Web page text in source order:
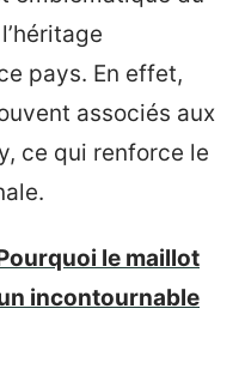
pays. En effet,
associés aux
ce qui renforce le
le maillot
incontournable